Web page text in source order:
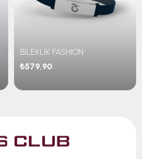
MAKROME
BİLEKLİK FASHION
₺579,90